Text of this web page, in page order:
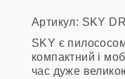
Артикул: SKY
SKY є
компактний і
час дуже